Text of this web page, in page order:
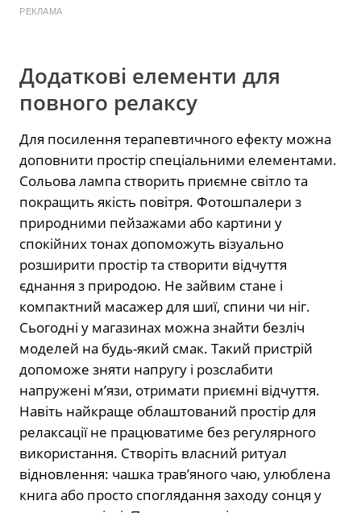
РЕКЛАМА
Додаткові елементи для
повного релаксу
Для посилення терапевтичного ефекту можна
доповнити простір спеціальними елементами.
Сольова лампа створить приємне світло та
покращить якість повітря. Фотошпалери з
природними пейзажами або картини у
спокійних тонах допоможуть візуально
розширити простір та створити відчуття
єднання з природою. Не зайвим стане і
компактний масажер для шиї, спини чи ніг.
Сьогодні у магазинах можна знайти безліч
моделей на будь-який смак. Такий пристрій
допоможе зняти напругу і розслабити
напружені м’язи, отримати приємні відчуття.
Навіть найкраще облаштований простір для
релаксації не працюватиме без регулярного
використання. Створіть власний ритуал
відновлення: чашка трав’яного чаю, улюблена
книга або просто споглядання заходу сонця у